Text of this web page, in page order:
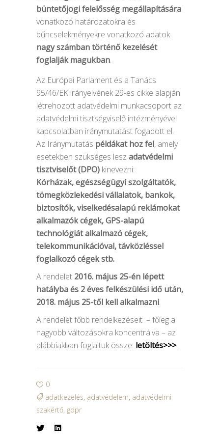
büntetőjogi felelősség megállapítására
vonatkozó határozatokra és
bűncselekményekre vonatkozó adatok
nagy számban történő kezelését
foglalják magukban.
Az Európai Parlament és a Tanács
95/46/EK irányelvének 29-es cikke alapján
létrehozott adatvédelmi munkacsoport az
adatvédelmi tisztségviselő intézményével
kapcsolatban iránymutatást fogadott el.
Az Iránymutatás példákat hoz fel, amely
esetekben szükséges lesz adatvédelmi
tisztviselőt (DPO) kinevezni:
Kórházak, egészségügyi szolgáltatók,
tömegközlekedési vállalatok, bankok,
biztosítók, viselkedésalapú reklámokat
alkalmazók cégek, GPS-alapú
technológiát alkalmazó cégek,
telekommunikációval, távközléssel
foglalkozó cégek stb.
A rendelet 2016. május 25-én lépett
hatályba és 2 éves felkészülési idő után,
2018. május 25-től kell alkalmazni.
A rendelet főbb rendelkezéseit – főleg a
nagyobb változásokra koncentrálva – az
alábbiakban foglaltuk össze: letöltés>>>.
0
adatkezelés, adatvédelem, adatvédelmi
szakértő, gdpr